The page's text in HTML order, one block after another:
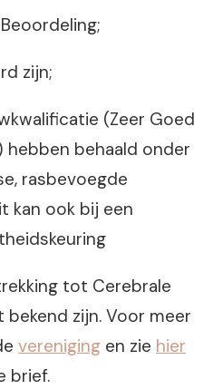
zijn;
(Zeer Goed
behaald onder
rasbevoegde
kan ook bij een
tot Cerebrale
zijn. Voor meer
vereniging en zie hier
brief.